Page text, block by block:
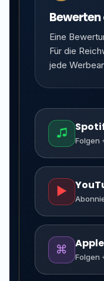
Eine
Für die
jede
♫
Folgen
▶
⌘
Folgen